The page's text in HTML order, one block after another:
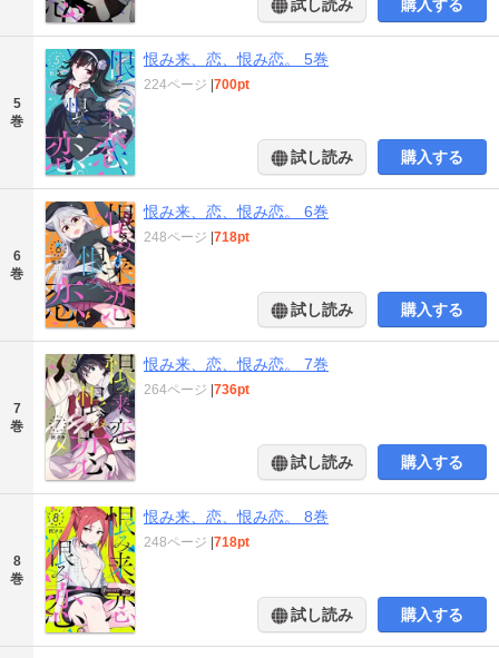
試し読み 購入する
5
巻
恨み来、恋、恨み恋。 5巻
224ページ |700pt
試し読み 購入する
6
巻
恨み来、恋、恨み恋。 6巻
248ページ |718pt
試し読み 購入する
7
巻
恨み来、恋、恨み恋。 7巻
264ページ |736pt
試し読み 購入する
8
巻
恨み来、恋、恨み恋。 8巻
248ページ |718pt
試し読み 購入する